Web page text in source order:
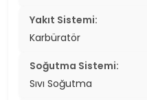
Yakıt Sistemi:
Karbüratör
Soğutma Sistemi:
Sıvı Soğutma